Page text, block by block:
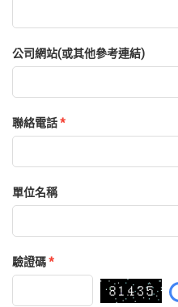
公司網站(或其他參考連結)
聯絡電話*
單位名稱
驗證碼*